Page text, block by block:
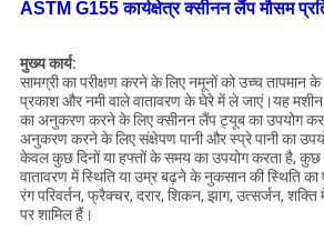
POLICY
ASTM G155 कार्यक्षेत्र क्सीनन लैंप मौसम
मुख्य कार्य:
सामग्री का परीक्षण करने के लिए नमूनों को उच्च तापमान के
प्रकाश और नमी वाले वातावरण के घेरे में ले जाएं।यह
का अनुकरण करने के लिए क्सीनन लैंप ट्यूब का उपयोग
अनुकरण करने के लिए संक्षेपण पानी और स्प्रे पानी का
केवल कुछ दिनों या हफ्तों के समय का उपयोग करता है, कुछ
वातावरण में स्थिति या उम्र बढ़ने के नुकसान की स्थिति
रंग परिवर्तन, फ्रैक्चर, दरार, शिकन, झाग, उत्सर्जन,
पर शामिल हैं।